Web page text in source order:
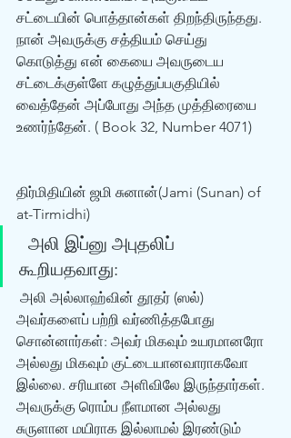
சட்டையின் பொத்தான்கள் திறந்திருந்தது.
நான் அவருக்கு சத்தியம் செய்து
கொடுத்து என் கையை அவருடைய
சட்டைக்குள்ளே கழுத்துப்பகுதியில்
வைத்தேன் அப்போது அந்த முத்திரையை
உணர்ந்தேன். ( Book 32, Number 4071)
திர்மிதியின் ஜமி சுனான்(Jami (Sunan) of
at-Tirmidhi)
கூறியதவாது:
அவர்களைப் பற்றி வர்ணித்தபோது
சொன்னார்கள்: அவர் மிகவும் உயரமானரோ
அல்லது மிகவும் குட்டையானவாராகவோ
இல்லை. சரியான அளிவிலே இருந்தார்கள்.
அவருக்கு ரொம்ப நீளமான அல்லது
சுருளான மயிராக இல்லாமல் இரண்டும்